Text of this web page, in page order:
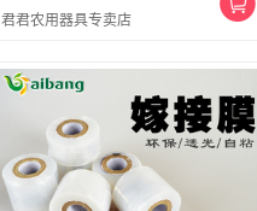
君君农用器具专卖店